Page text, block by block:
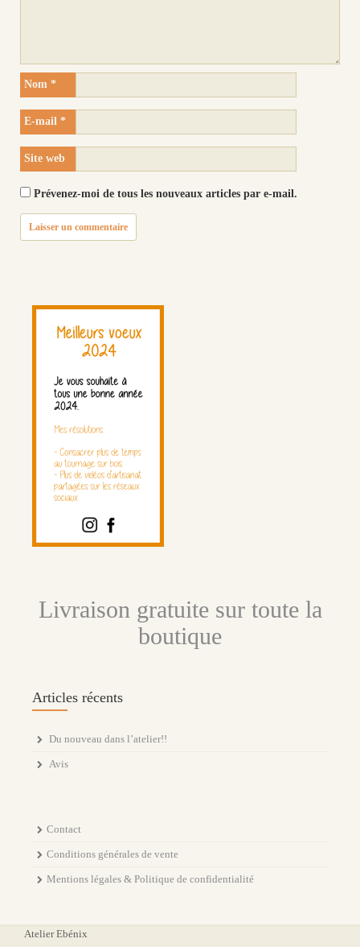
Nom *
E-mail *
Site web
Prévenez-moi de tous les nouveaux articles par e-mail.
Livraison gratuite sur toute la
boutique
Articles récents
Du nouveau dans l’atelier!!
Avis
Contact
Conditions générales de vente
Mentions légales & Politique de confidentialité
Atelier Ebénix